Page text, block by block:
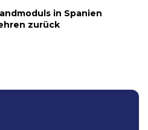
in Spanien
zurück